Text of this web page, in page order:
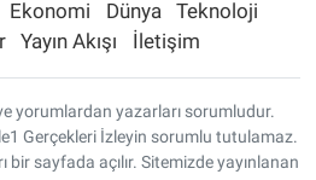
Ekonomi Dünya
Teknoloji
Yayın Akışı İletişim
yorumlardan yazarları sorumludur.
Gerçekleri İzleyin sorumlu tutulamaz.
bir sayfada açılır. Sitemizde yayınlanan